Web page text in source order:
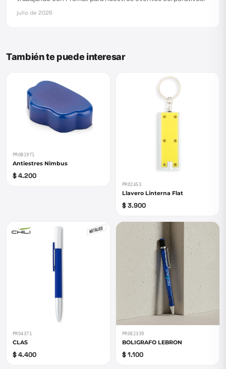
julio de 2026
También te puede interesar
PROB1971
Antiestres Nimbus
$ 4.200
PRO2453
Llavero Linterna Flat
$ 3.900
PRO4371
CLAS
$ 4.400
PROE2339
BOLIGRAFO LEBRON
$ 1.100